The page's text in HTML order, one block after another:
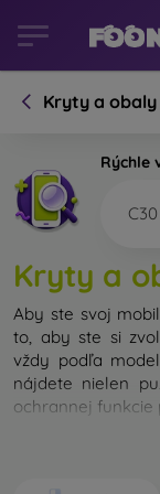
Kryty a obaly
Rýchle
C30
Kryty a
Aby ste svoj
to, aby ste si
vždy podľa
nájdete nielen
ochrannej funkcie
Kryt na mobil
ochranu zadnej